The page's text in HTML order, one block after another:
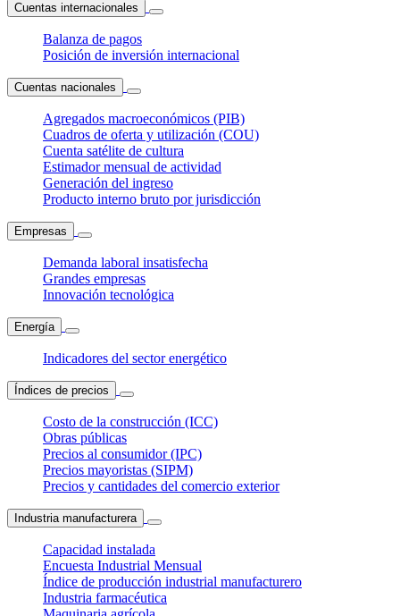
Cuentas internacionales
Balanza de pagos
Posición de inversión internacional
Cuentas nacionales
Agregados macroeconómicos (PIB)
Cuadros de oferta y utilización (COU)
Cuenta satélite de cultura
Estimador mensual de actividad
Generación del ingreso
Producto interno bruto por jurisdicción
Empresas
Demanda laboral insatisfecha
Grandes empresas
Innovación tecnológica
Energía
Indicadores del sector energético
Índices de precios
Costo de la construcción (ICC)
Obras públicas
Precios al consumidor (IPC)
Precios mayoristas (SIPM)
Precios y cantidades del comercio exterior
Industria manufacturera
Capacidad instalada
Encuesta Industrial Mensual
Índice de producción industrial manufacturero
Industria farmacéutica